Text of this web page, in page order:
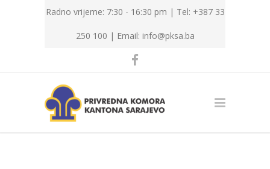
Radno vrijeme: 7:30 - 16:30 pm | Tel: +387 33
250 100 | Email: info@pksa.ba